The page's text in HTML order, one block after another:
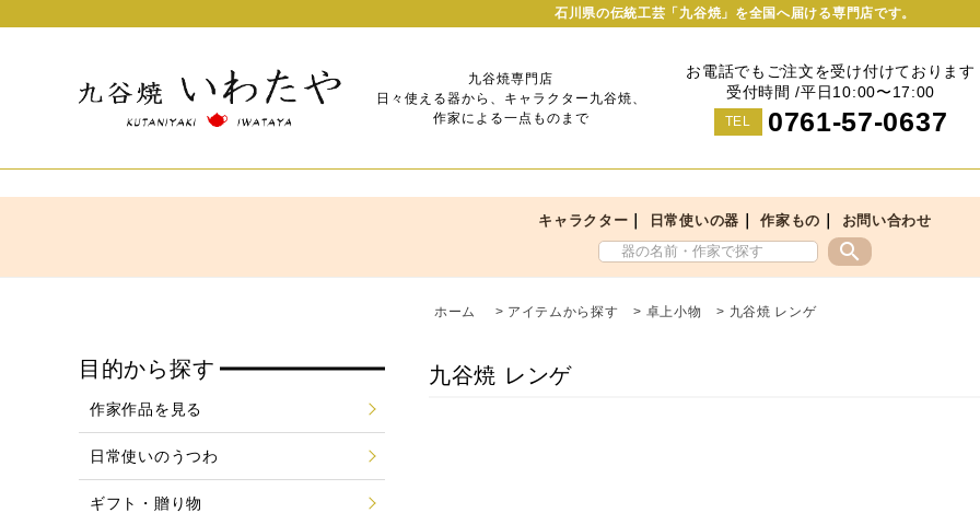
石川県の伝統工芸「九谷焼」を全国へ届ける専門店です。
九谷焼専門店
日々使える器から、キャラクター九谷焼、
作家による一点ものまで
お電話でもご注文を受け付けております
受付時間 /平日10:00〜17:00
TEL 0761-57-0637
キャラクター 日常使いの器 ｜作家もの お問い合わせ
search
ホーム > アイテムから探す > 卓上小物 > 九谷焼 レンゲ
九谷焼 レンゲ
目的から探す
作家作品を見る
日常使いのうつわ
ギフト・贈り物